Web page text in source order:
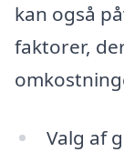
kan også
faktorer,
Valg af